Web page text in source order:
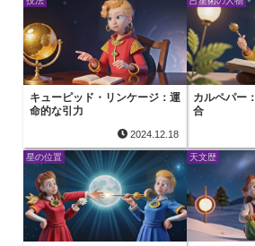
キューピッド・リンケージ：運
命的な引力
2024.12.18
カルペパー
合
星の位置 天文歴